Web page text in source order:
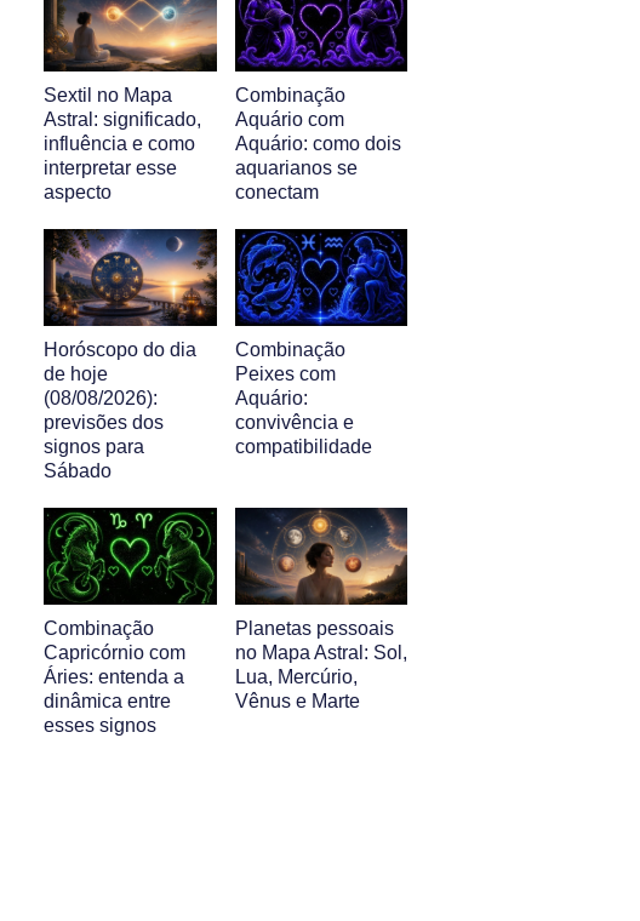
Sextil no Mapa
Astral: significado,
influência e como
interpretar esse
aspecto
Combinação
Aquário com
Aquário: como dois
aquarianos se
conectam
Horóscopo do dia
de hoje
(08/08/2026):
previsões dos
signos para
Sábado
Combinação
Peixes com
Aquário:
convivência e
compatibilidade
Combinação
Capricórnio com
Áries: entenda a
dinâmica entre
esses signos
Planetas pessoais
no Mapa Astral: Sol,
Lua, Mercúrio,
Vênus e Marte